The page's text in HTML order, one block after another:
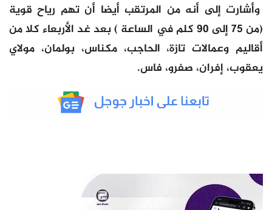
وأشارت إلى أنه من المرتقب أيضا أن تهم رياح قوية
(من 75 إلى 90 كلم في الساعة ) بعد غد الأربعاء كلا من
أقاليم وعمالات تازة، الحاجب، مكناس، بولمان، مولاي
يعقوب، إفران، صفرو، فاس.